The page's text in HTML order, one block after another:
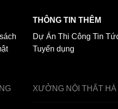
THÔNG TIN THÊM
Dự Án Thi Công Tin
Tuyển dụng
XƯỞNG NỘI THẤT HÀ